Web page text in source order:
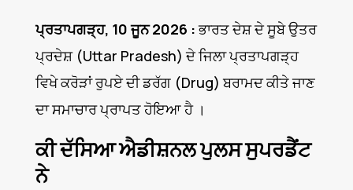
ਪ੍ਰਤਾਪਗੜ੍ਹ, 10 ਜੂਨ 2026 :ਭਾਰਤ ਦੇਸ਼ ਦੇ ਸੂਬੇ ਉਤਰ
ਪ੍ਰਦੇਸ਼ (Uttar Pradesh) ਦੇ ਜਿਲਾ ਪ੍ਰਤਾਪਗੜ੍ਹ
ਵਿਖੇ ਕਰੋੜਾਂ ਰੁਪਏ ਦੀ ਡਰੱਗ (Drug) ਬਰਾਮਦ ਕੀਤੇ ਜਾਣ
ਦਾ ਸਮਾਚਾਰ ਪ੍ਰਾਪਤ ਹੋਇਆ ਹੈ ।
ਕੀ ਦੱਸਿਆ ਐਡੀਸ਼ਨਲ ਪੁਲਸ ਸੁਪਰਡੈਂਟ
ਨੇ